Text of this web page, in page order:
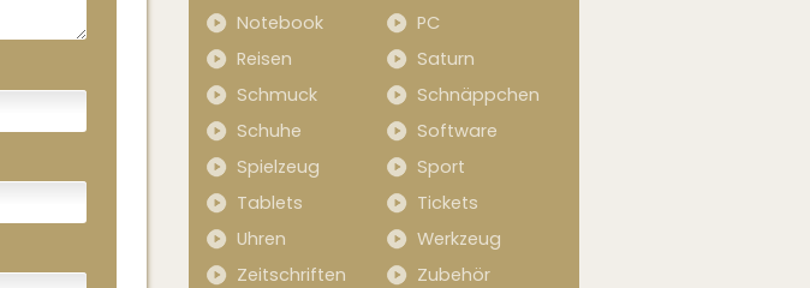
Notebook
PC
Reisen
Saturn
Schmuck
Schnäppchen
Schuhe
Software
Spielzeug
Sport
Tablets
Tickets
Uhren
Werkzeug
Zeitschriften
Zubehör